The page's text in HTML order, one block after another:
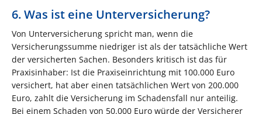
6. Was ist eine Unterversicherung?
Von Unterversicherung spricht man, wenn die
Versicherungssumme niedriger ist als der tatsächliche Wert
der versicherten Sachen. Besonders kritisch ist das für
Praxisinhaber: Ist die Praxiseinrichtung mit 100.000 Euro
versichert, hat aber einen tatsächlichen Wert von 200.000
Euro, zahlt die Versicherung im Schadensfall nur anteilig.
Bei einem Schaden von 50.000 Euro würde der Versicherer